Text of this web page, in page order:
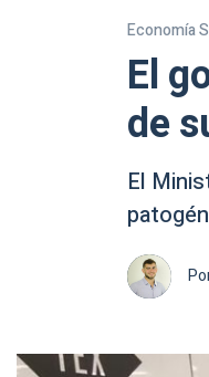
Economía
El
de
El